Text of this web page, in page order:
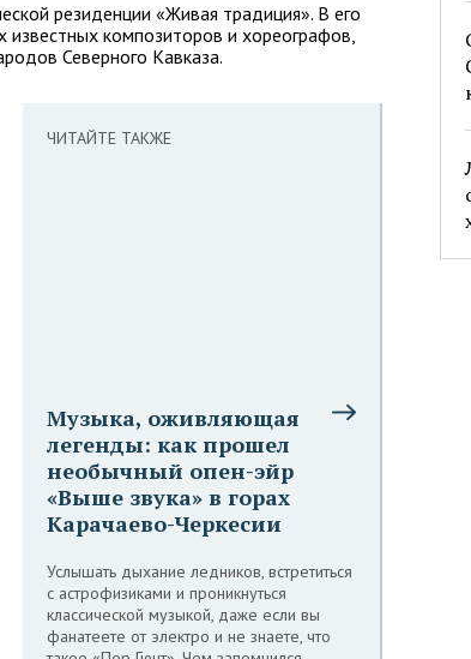
резиденции «Живая традиция». В его
композиторов и хореографов,
Северного Кавказа.
ЧИТАЙТЕ ТАКЖЕ
Музыка, оживляющая
легенды: как прошел
необычный опен-эйр
«Выше звука» в горах
Карачаево-Черкесии
Услышать дыхание ледников, встретиться
с астрофизиками и проникнуться
классической музыкой, даже если вы
фанатеете от электро и не знаете, что